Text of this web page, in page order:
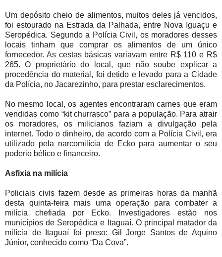
Um depósito cheio de alimentos, muitos deles já vencidos,
foi estourado na Estrada da Palhada, entre Nova Iguaçu e
Seropédica. Segundo a Polícia Civil, os moradores desses
locais tinham que comprar os alimentos de um único
fornecedor. As cestas básicas variavam entre R$ 110 e R$
265. O proprietário do local, que não soube explicar a
procedência do material, foi detido e levado para a Cidade
da Polícia, no Jacarezinho, para prestar esclarecimentos.
No mesmo local, os agentes encontraram carnes que eram
vendidas como “kit churrasco” para a população. Para atrair
os moradores, os milicianos faziam a divulgação pela
internet. Todo o dinheiro, de acordo com a Polícia Civil, era
utilizado pela narcomilícia de Ecko para aumentar o seu
poderio bélico e financeiro.
Asfixia na milícia
Policiais civis fazem desde as primeiras horas da manhã
desta quinta-feira mais uma operação para combater a
milícia chefiada por Ecko. Investigadores estão nos
municípios de Seropédica e Itaguaí. O principal matador da
milícia de Itaguaí foi preso: Gil Jorge Santos de Aquino
Júnior, conhecido como “Da Cova”.